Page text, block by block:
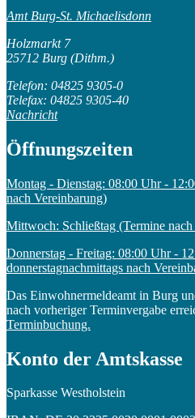
Amt Burg-St. Michaelisdonn
Holzmarkt 7
25712 Burg (Dithm.)
Telefon: 04825 9305-0
Telefax: 04825 9305-40
Nachricht
Öffnungszeiten
Montag - Dienstag: 08:00 Uhr -
nach Vereinbarung)
Mittwoch: Schließtag (Termine
Donnerstag - Freitag: 08:00 Uhr -
donnerstagnachmittags nach
Das Einwohnermeldeamt in Burg
nach vorheriger Terminvergabe
Terminbuchung.
Konto der Amtskasse
Sparkasse Westholstein